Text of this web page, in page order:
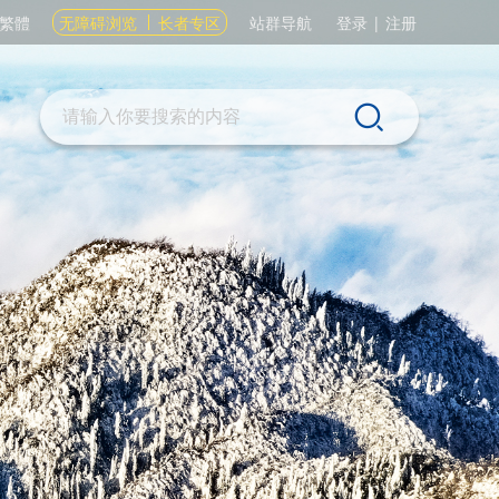
繁體 无障碍浏览 长者专区 站群导航 登录 | 注册